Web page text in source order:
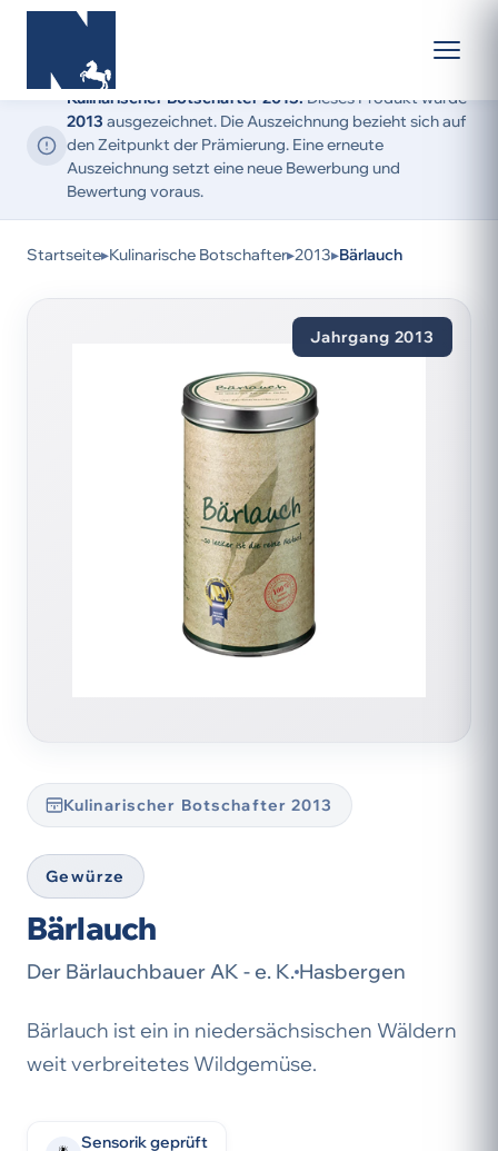
Kulinarischer Botschafter 2013:Dieses Produkt wurde
2013 ausgezeichnet. Die Auszeichnung bezieht sich auf
den Zeitpunkt der Prämierung. Eine erneute
Auszeichnung setzt eine neue Bewerbung und
Bewertung voraus.
Startseite▸Kulinarische Botschafter▸2013▸Bärlauch
Jahrgang 2013
Kulinarischer Botschafter 2013
Gewürze
Bärlauch
Der Bärlauchbauer AK - e. K. Hasbergen
Bärlauch ist ein in niedersächsischen Wäldern
weit verbreitetes Wildgemüse.
Sensorik geprüft